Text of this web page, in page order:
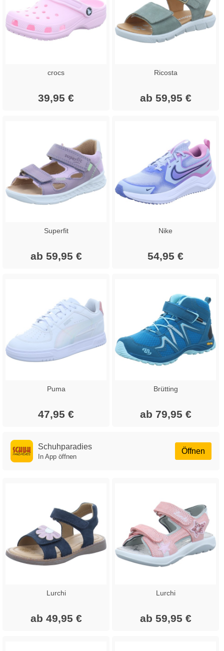
crocs
39,95 €
Ricosta
ab 59,95 €
Superfit
ab 59,95 €
Nike
54,95 €
Puma
47,95 €
Brütting
ab 79,95 €
Öffnen
Schuhparadies
In App öffnen
Lurchi
ab 49,95 €
Lurchi
ab 59,95 €